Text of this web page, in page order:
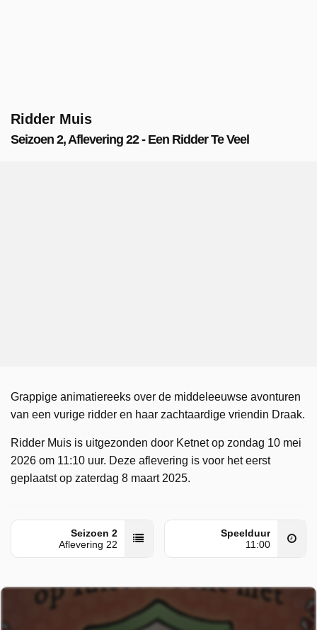
Ridder Muis
Seizoen 2, Aflevering 22 - Een Ridder Te Veel
Grappige animatiereeks over de middeleeuwse avonturen
van een vurige ridder en haar zachtaardige vriendin Draak.
Ridder Muis is uitgezonden door Ketnet op zondag 10 mei
2026 om 11:10 uur. Deze aflevering is voor het eerst
geplaatst op zaterdag 8 maart 2025.
Seizoen 2
Aflevering 22
Speelduur
11:00